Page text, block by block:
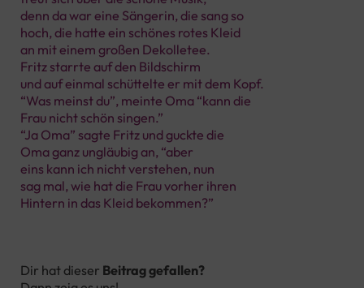
denn da war eine Sängerin, die sang so
hoch, die hatte ein schönes rotes Kleid
an mit einem großen Dekolletee.
Fritz starrte auf den Bildschirm
und auf einmal schüttelte er mit dem Kopf.
“Was meinst du”, meinte Oma “kann die
Frau nicht schön singen.”
“Ja Oma” sagte Fritz und guckte die
Oma ganz ungläubig an, “aber
eins kann ich nicht verstehen, nun
sag mal, wie hat die Frau vorher ihren
Hintern in das Kleid bekommen?”
Dir hat dieser Beitrag gefallen?